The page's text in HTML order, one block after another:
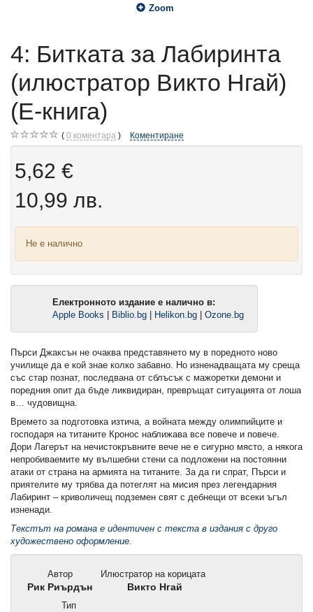
Zoom
4: Битката за Лабиринта
(илюстратор Викто Нгай)
(Е-книга)
0 коментара Коментиране
5,62 €
10,99 лв.
Не е налично
Електронното издание е налично в:
Apple Books
Biblio.bg Helikon.bg Ozone.bg
Пърси Джаксън не очаква представянето му в поредното ново
училище да е кой знае колко забавно. Но изненадващата му среща
със стар познат, последвана от сблъсък с мажоретки демони и
поредния опит да бъде ликвидиран, превръщат ситуацията от лоша
в… чудовищна.
Времето за подготовка изтича, а войната между олимпийците и
господаря на титаните Кронос наближава все повече и повече.
Дори Лагерът на нечистокръвните вече не е сигурно място, а някога
непробиваемите му вълшебни стени са подложени на постоянни
атаки от страна на армията на титаните. За да ги спрат, Пърси и
приятелите му трябва да потеглят на мисия през легендарния
Лабиринт – криволичещ подземен свят с дебнещи от всеки ъгъл
изненади.
Текстът на романа е идентичен с текста в издания с друго
художествено оформление.
Автор
Рик Риърдън
Илюстратор на корицата
Викто Нгай
Тип